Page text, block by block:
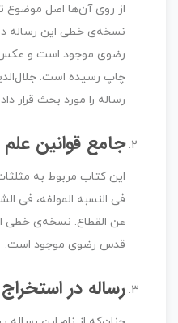
از روی آن‌ها اصل موضوع
نسخه‌ی خطی این رساله
رضوی موجود است و عکس
چاپ رسیده است.
رساله را مورد بحث قرار
جامع قوانین علم
این کتاب مربوط به
فی النسبه المولفه، فی
عن القطاع. نسخه‌ی خطی
قدس رضوی موجود است.
رساله در